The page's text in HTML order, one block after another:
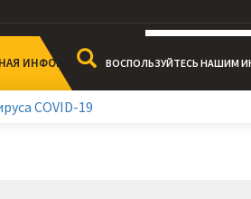
ВОСПОЛЬЗУЙТЕСЬ НАШИМ
НАМ+44 191 265 7411
ИНФОРМАЦИЯ
COVID-19